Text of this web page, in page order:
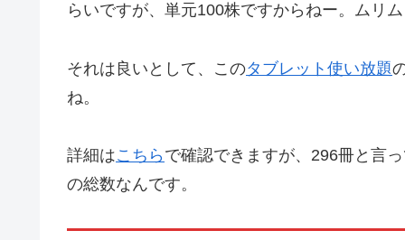
らいですが、単元100株ですからねー。ムリ
それは良いとして、このタブレット使い放題
ね。
詳細はこちら で確認できますが、296冊と言
の総数なんです。